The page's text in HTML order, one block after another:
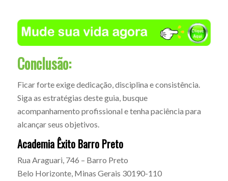
Conclusão:
Ficar forte exige dedicação, disciplina e consistência.
Siga as estratégias deste guia, busque
acompanhamento profissional e tenha paciência para
alcançar seus objetivos.
Academia Êxito Barro Preto
Rua Araguari, 746 – Barro Preto
Belo Horizonte, Minas Gerais 30190-110